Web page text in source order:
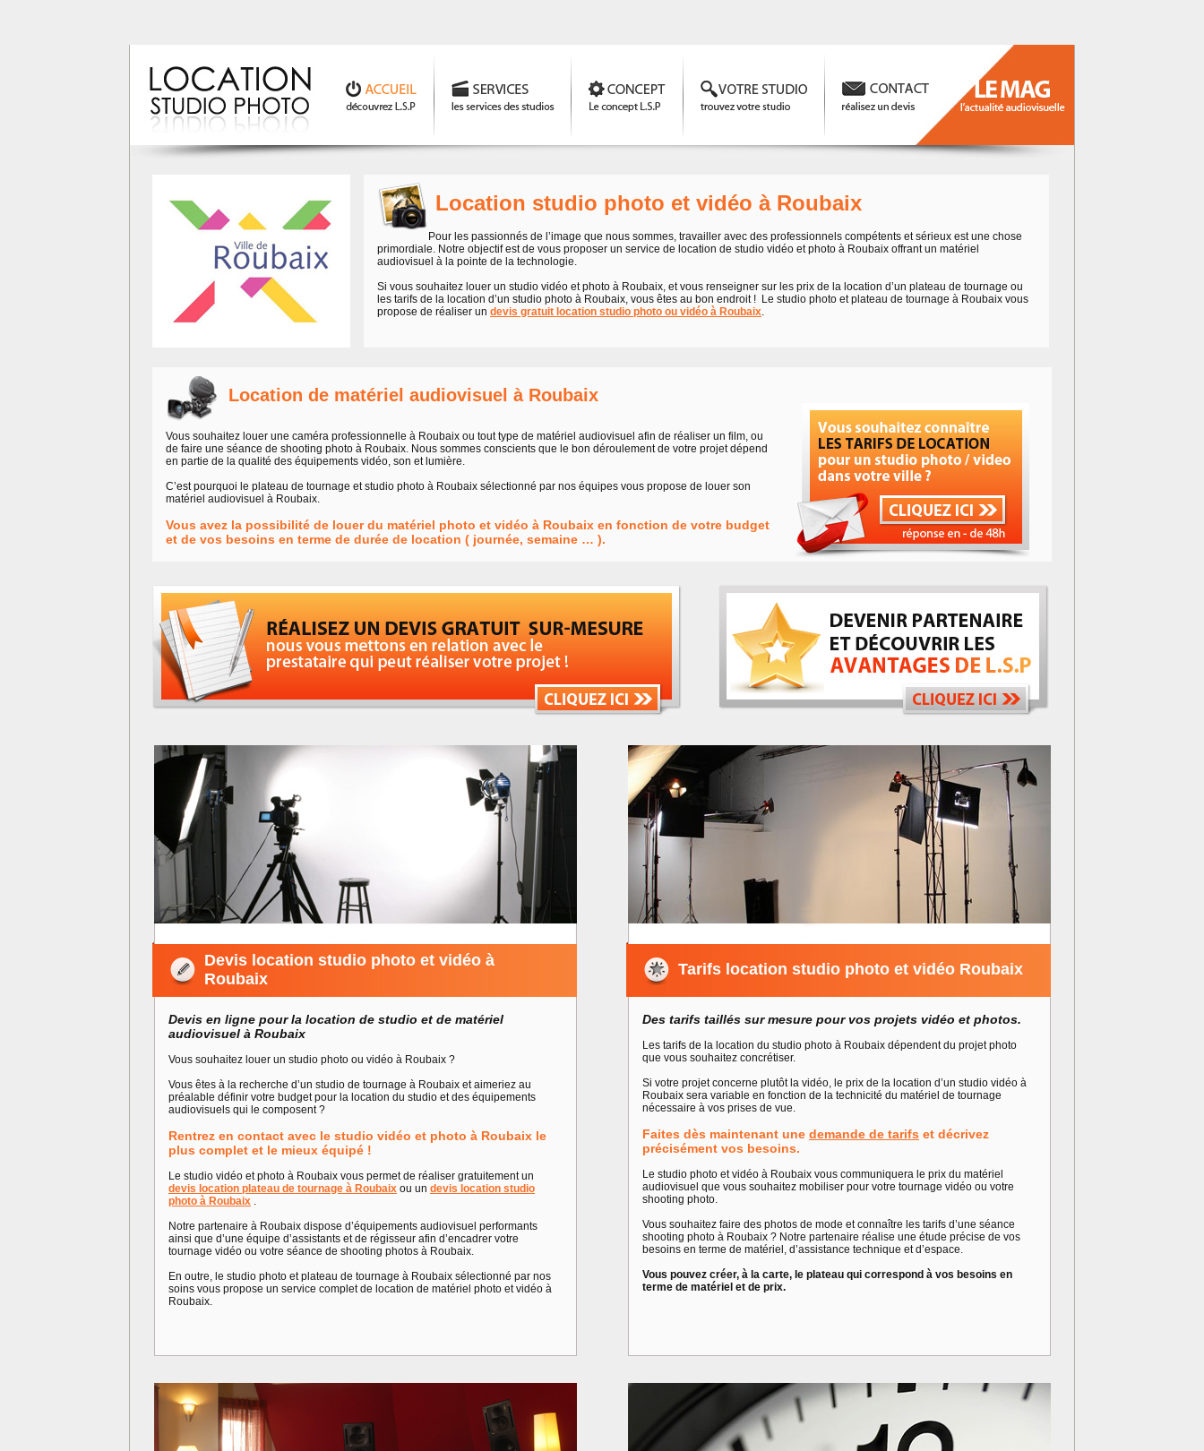
Location studio photo et vidéo à Roubaix
Pour les passionnés de l’image que nous sommes, travailler avec des professionnels compétents et sérieux est une chose
primordiale. Notre objectif est de vous proposer un service de location de studio vidéo et photo à Roubaix offrant un matériel
audiovisuel à la pointe de la technologie.
Si vous souhaitez louer un studio vidéo et photo à Roubaix, et vous renseigner sur les prix de la location d’un plateau de tournage ou
les tarifs de la location d’un studio photo à Roubaix, vous êtes au bon endroit ! Le studio photo et plateau de tournage à Roubaix vous
propose de réaliser un devis gratuit location studio photo ou vidéo à Roubaix.
Location de matériel audiovisuel à Roubaix
Vous souhaitez louer une caméra professionnelle à Roubaix ou tout type de matériel audiovisuel afin de réaliser un film, ou
de faire une séance de shooting photo à Roubaix. Nous sommes conscients que le bon déroulement de votre projet dépend
en partie de la qualité des équipements vidéo, son et lumière.
C’est pourquoi le plateau de tournage et studio photo à Roubaix sélectionné par nos équipes vous propose de louer son
matériel audiovisuel à Roubaix.
Vous avez la possibilité de louer du matériel photo et vidéo à Roubaix en fonction de votre budget
et de vos besoins en terme de durée de location ( journée, semaine … ).
Devis location studio photo et vidéo à
Roubaix
Devis en ligne pour la location de studio et de matériel
audiovisuel à Roubaix
Vous souhaitez louer un studio photo ou vidéo à Roubaix ?
Vous êtes à la recherche d’un studio de tournage à Roubaix et aimeriez au
préalable définir votre budget pour la location du studio et des équipements
audiovisuels qui le composent ?
Rentrez en contact avec le studio vidéo et photo à Roubaix le
plus complet et le mieux équipé !
Le studio vidéo et photo à Roubaix vous permet de réaliser gratuitement un
devis location plateau de tournage à Roubaix ou un devis location studio
photo à Roubaix
Notre partenaire à Roubaix dispose d’équipements audiovisuel performants
ainsi que d’une équipe d’assistants et de régisseur afin d’encadrer votre
tournage vidéo ou votre séance de shooting photos à Roubaix.
En outre, le studio photo et plateau de tournage à Roubaix sélectionné par nos
soins vous propose un service complet de location de matériel photo et vidéo à
Roubaix.
Tarifs location studio photo et vidéo Roubaix
Des tarifs taillés sur mesure pour vos projets vidéo et photos.
Les tarifs de la location du studio photo à Roubaix dépendent du projet photo
que vous souhaitez concrétiser.
Si votre projet concerne plutôt la vidéo, le prix de la location d’un studio vidéo à
Roubaix sera variable en fonction de la technicité du matériel de tournage
nécessaire à vos prises de vue.
Faites dès maintenant une demande de tarifs et décrivez
précisément vos besoins.
Le studio photo et vidéo à Roubaix vous communiquera le prix du matériel
audiovisuel que vous souhaitez mobiliser pour votre tournage vidéo ou votre
shooting photo.
Vous souhaitez faire des photos de mode et connaître les tarifs d’une séance
shooting photo à Roubaix ? Notre partenaire réalise une étude précise de vos
besoins en terme de matériel, d’assistance technique et d’espace.
Vous pouvez créer, à la carte, le plateau qui correspond à vos besoins en
terme de matériel et de prix.